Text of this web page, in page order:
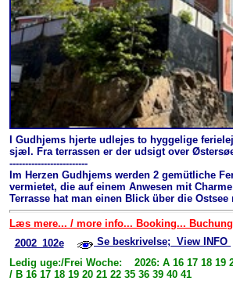
I Gudhjems hjerte udlejes to hyggelige
sjæl. Fra terrassen er der udsigt over
-------------------------
Im Herzen Gudhjems werden 2 gemütliche
vermietet, die auf einem Anwesen mit
Terrasse hat man einen Blick über die Ostsee
Læs mere... / more info... Booking...
2002_102e
Se beskrivelse; View INFO
Ledig uge:/Frei Woche: 2026: A 16 17 18 19
/ B 16 17 18 19 20 21 22 35 36 39 40 41